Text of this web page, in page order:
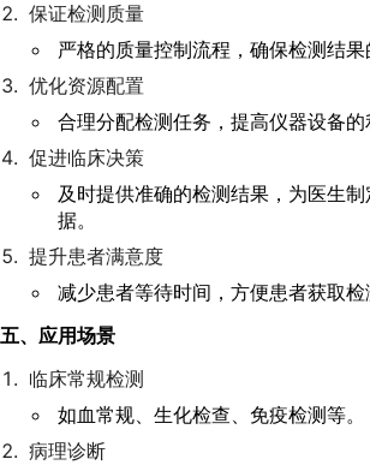
保证检测质量
严格的质量控制流程，确保检测结果
优化资源配置
合理分配检测任务，提高仪器设备的
促进临床决策
及时提供准确的检测结果，为医生
据。
提升患者满意度
减少患者等待时间，方便患者获取检
五、应用场景
临床常规检测
如血常规、生化检查、免疫检测等。
病理诊断